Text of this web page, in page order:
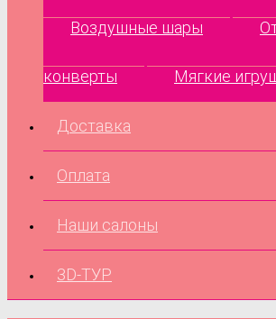
Воздушные шары
конверты Мягкие
Доставка
Оплата
Наши салоны
3D-ТУР